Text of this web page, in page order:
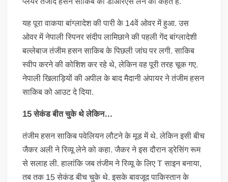
यह पूरा वाकया बांग्लादेश की पारी के 14वें ओवर में हुआ. उस
ओवर में नेपाली स्पिनर संदीप लामिछाने की पहली गेंद बांग्लादेशी
बल्लेबाज तंजीम हसन साकिब के पिछली जांघ पर लगी. साकिब
स्वीप करने की कोशिश कर रहे थे, लेकिन वह पूरी तरह चूक गए.
नेपाली खिलाड़ियों की अपील के बाद मैदानी अंपायर ने तंजीम हसन
साकिब को आउट दे दिया.
15 सेकंड बीत चुके थे लेकिन…
तंजीम हसन साकिब पवेलियन लौटने के मूड में थे. लेकिन इसी बीच
जैकर अली ने रिव्यू लेने को कहा. जैकर ने इस दौरान ड्रेसिंग रूम
से सलाह ली. हालांकि जब तंजीम ने रिव्यू के लिए T साइन बनाया,
तब तक 15 सेकंड बीच चुके थे. इसके बावजूद पाकिस्तान के